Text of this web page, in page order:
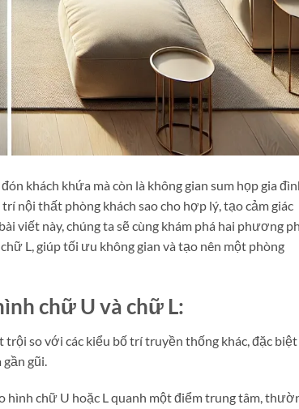
khách khứa mà còn là không gian sum họp gia
nội thất phòng khách sao cho hợp lý, tạo cảm giác
viết này, chúng ta sẽ cùng khám phá hai phương
L, giúp tối ưu không gian và tạo nên một phòng
chữ U và chữ L:
so với các kiểu bố trí truyền thống khác, đặc biệt
gũi.
hình chữ U hoặc L quanh một điểm trung tâm,